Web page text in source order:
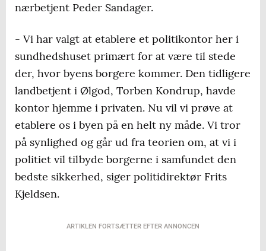
nærbetjent Peder Sandager.
- Vi har valgt at etablere et politikontor her i
sundhedshuset primært for at være til stede
der, hvor byens borgere kommer. Den tidligere
landbetjent i Ølgod, Torben Kondrup, havde
kontor hjemme i privaten. Nu vil vi prøve at
etablere os i byen på en helt ny måde. Vi tror
på synlighed og går ud fra teorien om, at vi i
politiet vil tilbyde borgerne i samfundet den
bedste sikkerhed, siger politidirektør Frits
Kjeldsen.
ARTIKLEN FORTSÆTTER EFTER ANNONCEN